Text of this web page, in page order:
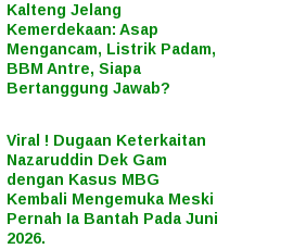
Kalteng Jelang
Kemerdekaan: Asap
Mengancam, Listrik Padam,
BBM Antre, Siapa
Bertanggung Jawab?
Viral ! Dugaan Keterkaitan
Nazaruddin Dek Gam
dengan Kasus MBG
Kembali Mengemuka Meski
Pernah Ia Bantah Pada Juni
2026.